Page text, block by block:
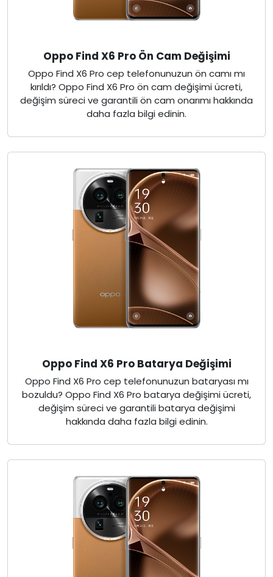
Oppo Find X6 Pro Ön Cam Değişimi
Oppo Find X6 Pro cep telefonunuzun ön camı mı
kırıldı? Oppo Find X6 Pro ön cam değişimi ücreti,
değişim süreci ve garantili ön cam onarımı hakkında
daha fazla bilgi edinin.
Oppo Find X6 Pro Batarya Değişimi
Oppo Find X6 Pro cep telefonunuzun bataryası mı
bozuldu? Oppo Find X6 Pro batarya değişimi ücreti,
değişim süreci ve garantili batarya değişimi
hakkında daha fazla bilgi edinin.